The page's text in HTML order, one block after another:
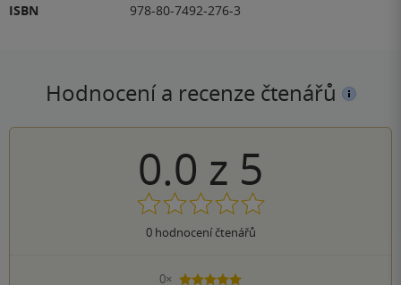
ISBN
978-80-7492-276-3
Hodnocení a recenze čtenářů
0.0 z 5
0hodnocení čtenářů
0×
5 hvězdiček